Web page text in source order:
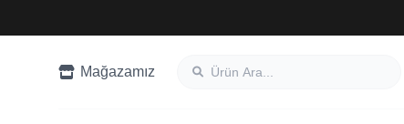
Mağazamız